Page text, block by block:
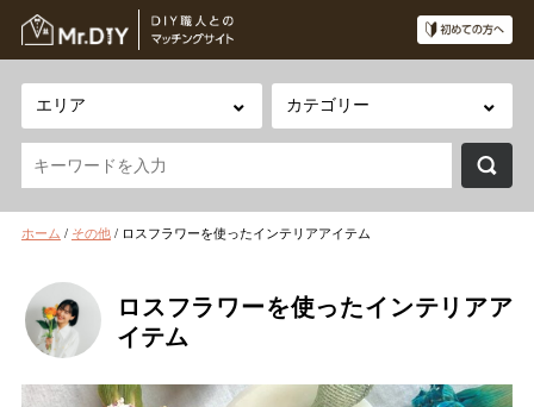
ホーム / その他/ ロスフラワーを使ったインテリアアイテム
ロスフラワーを使ったインテリアア
イテム